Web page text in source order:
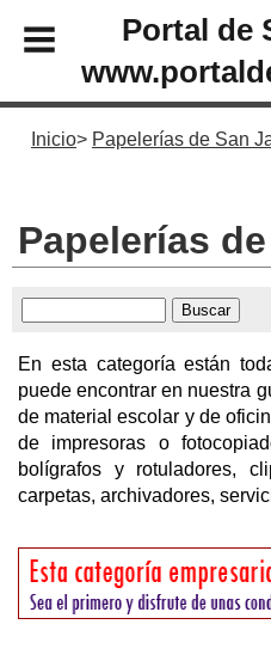
Portal de
Inicio Papelerías de San
Papelerías
En esta categoría están
puede encontrar en nuestra
de material escolar y de
de impresoras o
bolígrafos y rotuladores,
carpetas, archivadores,